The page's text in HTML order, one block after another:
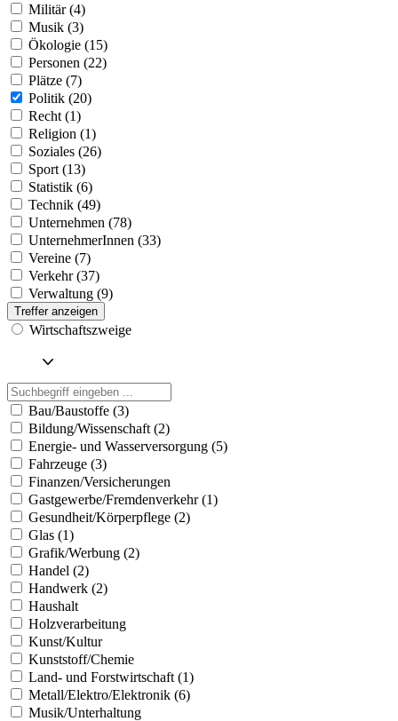
Militär (4)
Musik (3)
Ökologie (15)
Personen (22)
Plätze (7)
Politik (20)
Recht (1)
Religion (1)
Soziales (26)
Sport (13)
Statistik (6)
Technik (49)
Unternehmen (78)
UnternehmerInnen (33)
Vereine (7)
Verkehr (37)
Verwaltung (9)
Treffer anzeigen
Wirtschaftszweige
Bau/Baustoffe (3)
Bildung/Wissenschaft (2)
Energie- und Wasserversorgung (5)
Fahrzeuge (3)
Finanzen/Versicherungen
Gastgewerbe/Fremdenverkehr (1)
Gesundheit/Körperpflege (2)
Glas (1)
Grafik/Werbung (2)
Handel (2)
Handwerk (2)
Haushalt
Holzverarbeitung
Kunst/Kultur
Kunststoff/Chemie
Land- und Forstwirtschaft (1)
Metall/Elektro/Elektronik (6)
Musik/Unterhaltung